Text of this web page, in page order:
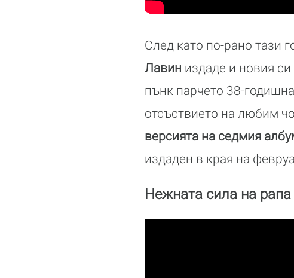
След като по-рано тази
Лавин издаде и новия си
пънк парчето 38-
отсъствието на любим
версията на седмия
издаден в края на
Нежната сила на рапа